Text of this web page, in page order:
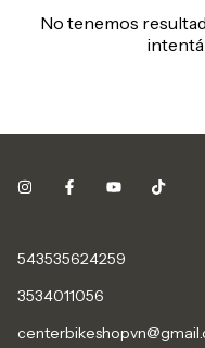
No tenemos
543535624259
3534011056